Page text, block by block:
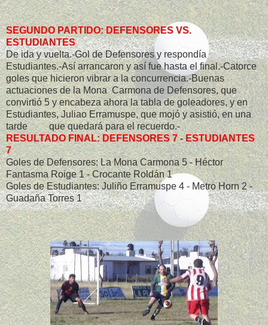
SEGUNDO PARTIDO: DEFENSORES VS.
ESTUDIANTES
De ida y vuelta.-Gol de Defensores y respondía
Estudiantes.-Así arrancaron y así fue hasta el final.-Catorce
goles que hicieron vibrar a la concurrencia.-Buenas
actuaciones de la Mona Carmona de Defensores, que
convirtió 5 y encabeza ahora la tabla de goleadores, y en
Estudiantes, Juliao Erramuspe, que mojó y asistió, en una
tarde
que quedará para el recuerdo.-
RESULTADO FINAL: DEFENSORES 7 - ESTUDIANTES
7
Goles de Defensores: La Mona Carmona 5 - Héctor
Fantasma Roige 1 - Crocante Roldán 1
Goles de Estudiantes: Juliño Erramuspe 4 - Metro Horn 2 -
Guadaña Torres 1